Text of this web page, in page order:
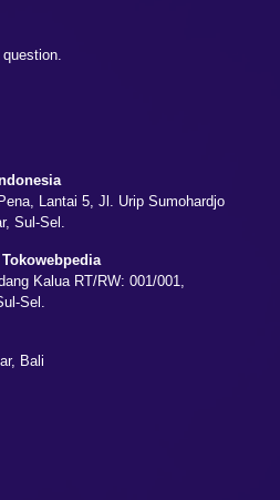
Lantai 5, Jl. Urip Sumohardjo
Sul-Sel.
Kalua RT/RW: 001/001,
Sel.
Bali